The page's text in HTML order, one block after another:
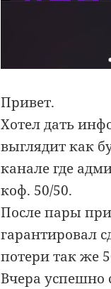
Привет.
Хотел дать
выглядит как
канале где
коф. 50/50.
После пары
гарантировал
потери так же
Вчера успешно